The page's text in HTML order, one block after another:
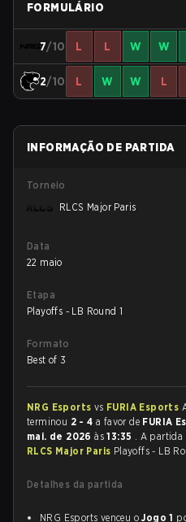
FORMULÁRIO
7/10 L L W W
2/10 L W W L
INFORMAÇÃO DE PARTIDA
Torneio
RLCS Major Paris
Data
22 maio
Etapa
Playoffs - LB Round 1
Formato
Best of 3
NRG Esports vs FURIA Esports
terminou 2 - 4 a favor de FURIA
mai. de 2026às13:35 . A partida
RLCS Major Paris Playoffs - LB
Detalhes da partida
NRG Esports venceu oJogo 1